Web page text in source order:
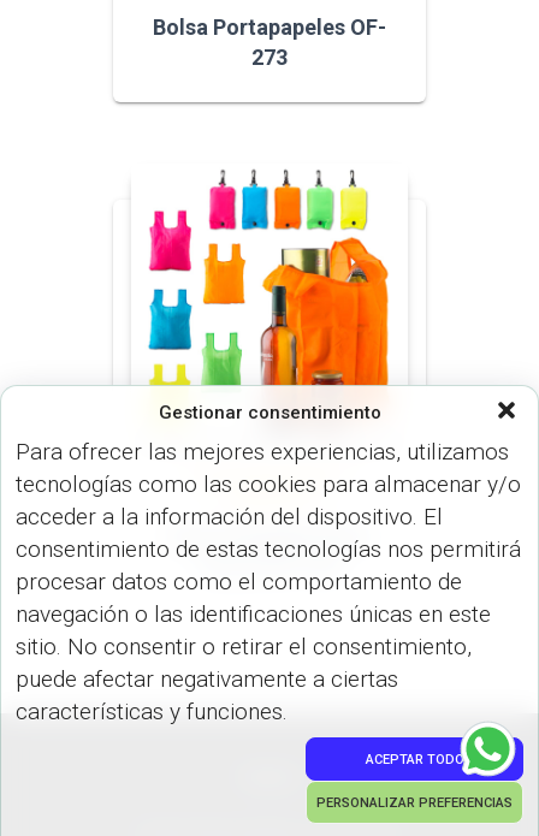
Gestionar consentimiento
Para ofrecer las mejores experiencias, utilizamos
tecnologías como las cookies para almacenar y/o
acceder a la información del dispositivo. El
consentimiento de estas tecnologías nos permitirá
procesar datos como el comportamiento de
navegación o las identificaciones únicas en este
sitio. No consentir o retirar el consentimiento,
puede afectar negativamente a ciertas
características y funciones.
ACEPTAR TODO
PERSONALIZAR PREFERENCIAS
Bolsa Portapapeles OF-
273
BOLSOS (MALETINES Y
Bolsa Plegable Neón
Emma VA-762